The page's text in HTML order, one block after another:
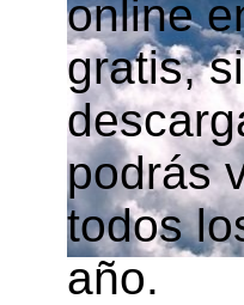
online
gratis,
podrás
todos
año.